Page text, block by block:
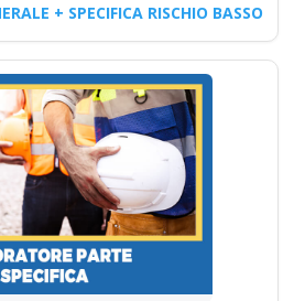
Continua
per
in ambito di
sul lavoro
Datore
Aggiuntivo
Edili 6 ore
+ SPECIFICA RISCHIO BASSO